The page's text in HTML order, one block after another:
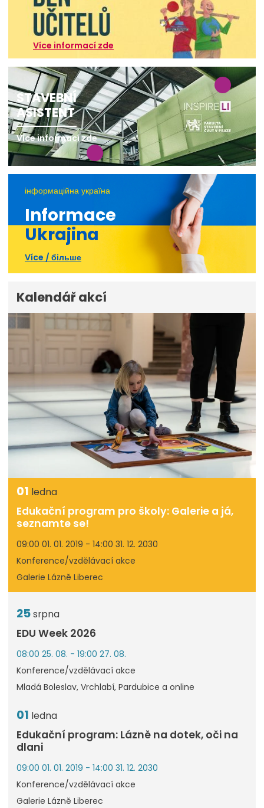
Více informací zde
STAVEBNÍ
ASISTENT
Více informací zde
інформаційна україна
Informace
Ukrajina
Více / більше
Kalendář akcí
01 ledna
Edukační program pro školy: Galerie a já,
seznamte se!
09:00 01. 01. 2019 - 14:00 31. 12. 2030
Konference/vzdělávací akce
Galerie Lázně Liberec
25srpna
EDU Week 2026
08:00 25. 08. - 19:00 27. 08.
Konference/vzdělávací akce
Mladá Boleslav, Vrchlabí, Pardubice a online
01 ledna
Edukační program: Lázně na dotek, oči na
dlani
09:00 01. 01. 2019 - 14:00 31. 12. 2030
Konference/vzdělávací akce
Galerie Lázně Liberec